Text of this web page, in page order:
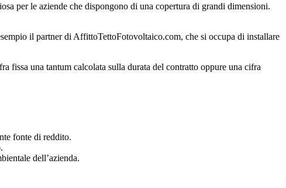
per le aziende che dispongono di una copertura di grandi dimensioni.
il partner di AffittoTettoFotovoltaico.com, che si occupa di installare
fissa una tantum calcolata sulla durata del contratto oppure una cifra
fonte di reddito.
dell’azienda.